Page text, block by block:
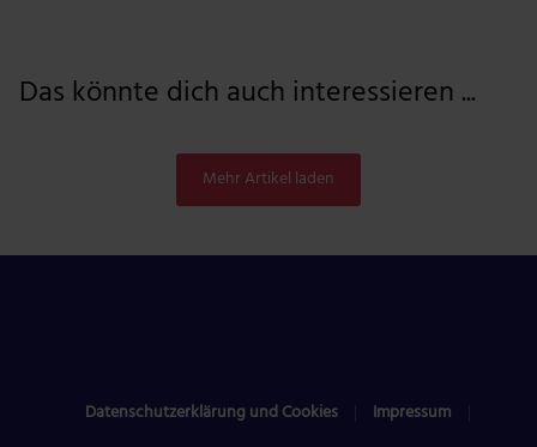
Das könnte dich auch interessieren ...
Mehr Artikel laden
Datenschutzerklärung und Cookies
Impressum